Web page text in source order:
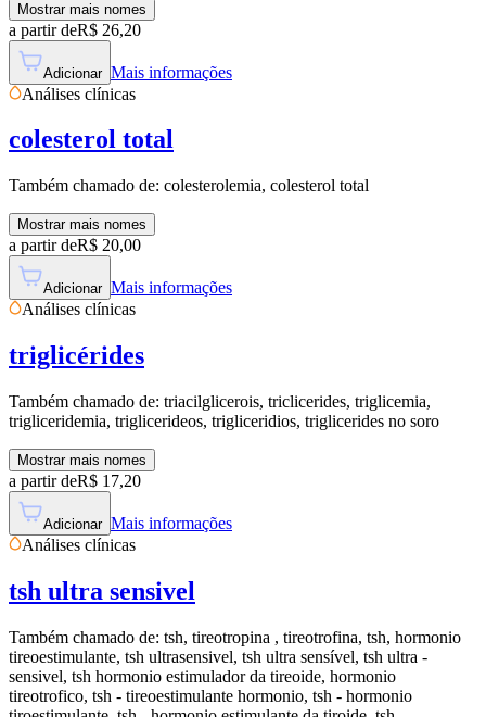
Mostrar mais nomes
a partir deR$ 26,20
Adicionar Mais informações
Análises clínicas
colesterol total
Também chamado de: colesterolemia, colesterol total
Mostrar mais nomes
a partir deR$ 20,00
Adicionar Mais informações
Análises clínicas
triglicérides
Também chamado de: triacilglicerois, triclicerides, triglicemia,
trigliceridemia, triglicerideos, trigliceridios, triglicerides no soro
Mostrar mais nomes
a partir deR$ 17,20
Adicionar Mais informações
Análises clínicas
tsh ultra sensivel
Também chamado de: tsh, tireotropina , tireotrofina, tsh, hormonio
tireoestimulante, tsh ultrasensivel, tsh ultra sensível, tsh ultra -
sensivel, tsh hormonio estimulador da tireoide, hormonio
tireotrofico, tsh - tireoestimulante hormonio, tsh - hormonio